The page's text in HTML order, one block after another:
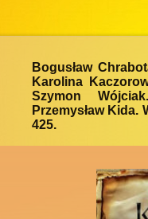
Bogusław
Karolina
Szymon
Przemysław
425.